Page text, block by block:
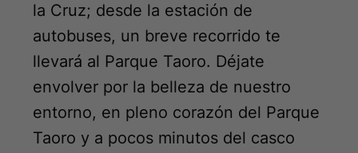
la Cruz; desde la estación de
autobuses, un breve recorrido te
llevará al Parque Taoro. Déjate
envolver por la belleza de nuestro
entorno, en pleno corazón del Parque
Taoro y a pocos minutos del casco